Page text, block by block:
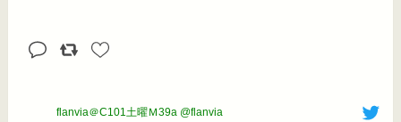
flanvia＠C101土曜Ｍ39a @flanvia